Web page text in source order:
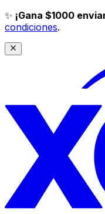
✨ ¡Gana $1000
condiciones.